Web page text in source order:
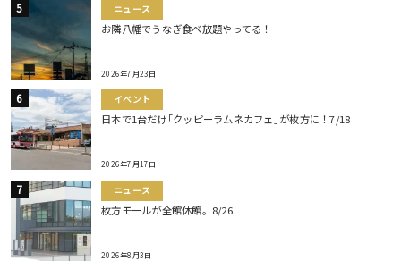
ニュース
お隣八幡でうなぎ食べ放題やってる！
2026年7月23日
イベント
日本で1台だけ｢クッピーラムネカフェ｣が枚方に！7/18
2026年7月17日
ニュース
枚方モールが全館休館。8/26
2026年8月3日